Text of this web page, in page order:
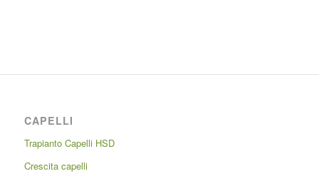
CAPELLI
Trapianto Capelli HSD
Crescita capelli